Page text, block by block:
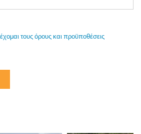
τους όρους και προϋποθέσεις